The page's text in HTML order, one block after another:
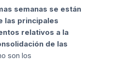
semanas se están
las principales
relativos a la
de las
son los